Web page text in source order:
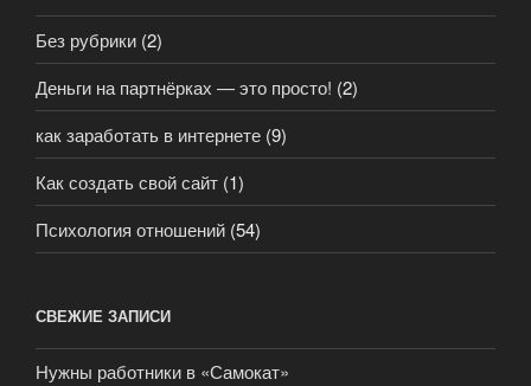
Без рубрики (2)
Деньги на партнёрках — это просто! (2)
как заработать в интернете (9)
Как создать свой сайт (1)
Психология отношений (54)
СВЕЖИЕ ЗАПИСИ
Нужны работники в «Самокат»